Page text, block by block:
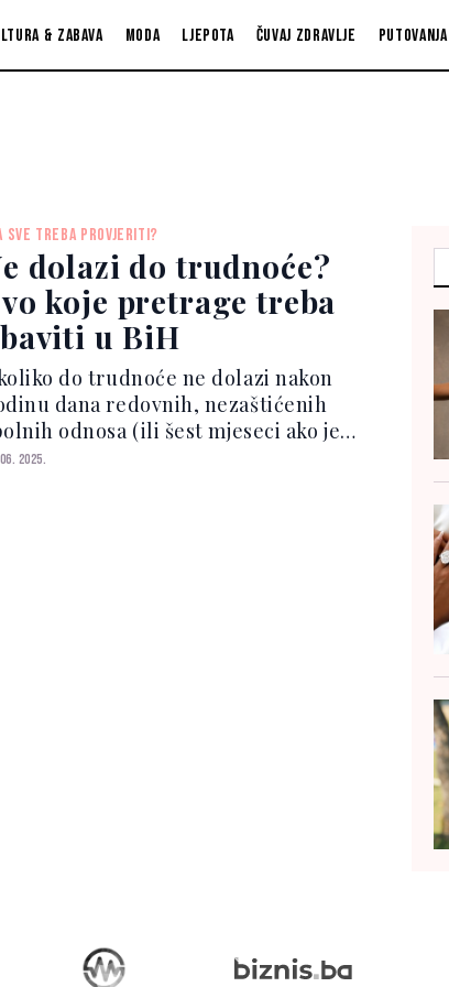
& zabava Moda Ljepota Čuvaj zdravlje Putovanja
SVE TREBA PROVJERITI?
dolazi do trudnoće?
koje pretrage treba
u BiH
do trudnoće ne dolazi nakon
dana redovnih, nezaštićenih
odnosa (ili šest mjeseci ako je
starija od 35 godina), preporučuje
2025.